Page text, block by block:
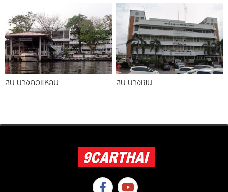
สน.บางคอแหลม สน.บางเขน